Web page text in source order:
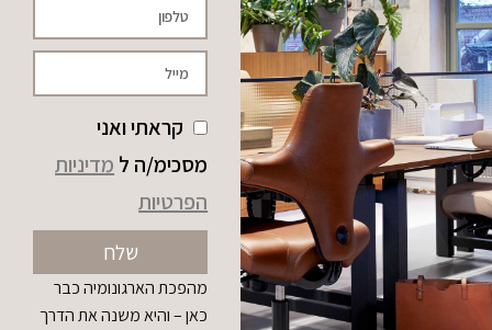
קראתי ואני
מסכימ/ה ל מדיניות
הפרטיות
שלח
מהפכת הארגונומיה כבר
כאן – והיא משנה את הדרך